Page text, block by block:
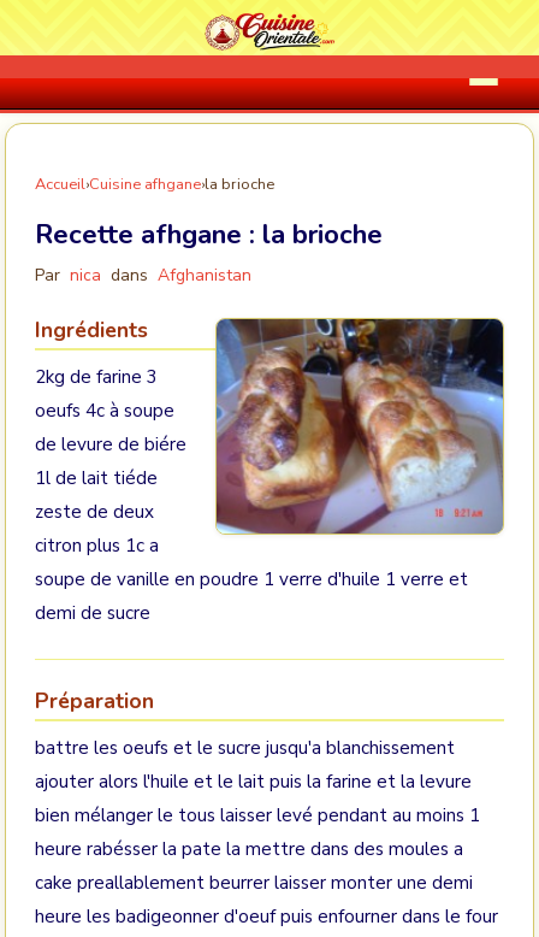
Accueil›Cuisine afhgane›la brioche
Recette afhgane : la brioche
Par nica dans Afghanistan
Ingrédients
2kg de farine 3
oeufs 4c à soupe
de levure de biére
1l de lait tiéde
zeste de deux
citron plus 1c a
soupe de vanille en poudre 1 verre d'huile 1 verre et
demi de sucre
Préparation
battre les oeufs et le sucre jusqu'a blanchissement
ajouter alors l'huile et le lait puis la farine et la levure
bien mélanger le tous laisser levé pendant au moins 1
heure rabésser la pate la mettre dans des moules a
cake preallablement beurrer laisser monter une demi
heure les badigeonner d'oeuf puis enfourner dans le four